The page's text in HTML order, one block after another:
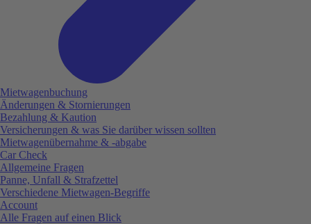
Mietwagenbuchung
Änderungen & Stornierungen
Bezahlung & Kaution
Versicherungen & was Sie darüber wissen sollten
Mietwagenübernahme & -abgabe
Car Check
Allgemeine Fragen
Panne, Unfall & Strafzettel
Verschiedene Mietwagen-Begriffe
Account
Alle Fragen auf einen Blick